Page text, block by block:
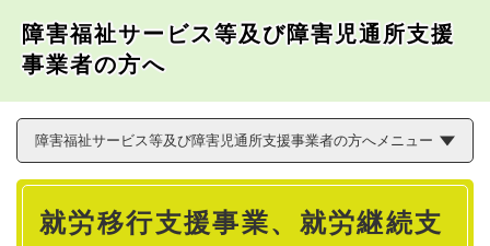
障害福祉サービス等及び障害児通所支援
事業者の方へ
障害福祉サービス等及び障害児通所支援事業者の方へメニュー
本
就労移行支援事業、就労継続支